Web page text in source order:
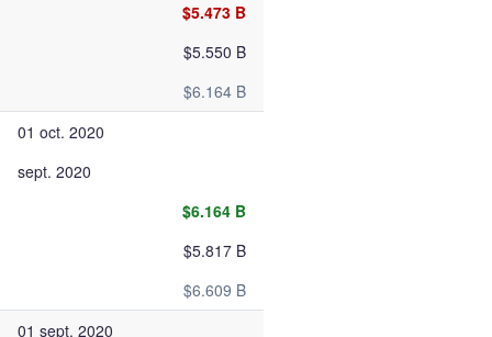
$5.473 B
$5.550 B
$6.164 B
01 oct. 2020
sept. 2020
$6.164 B
$5.817 B
$6.609 B
01 sept. 2020